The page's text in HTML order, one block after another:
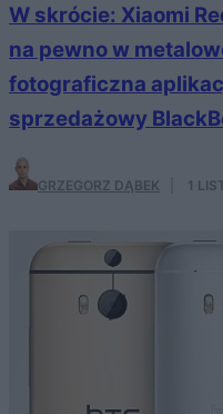
W skrócie: Xiaomi
na pewno w
fotograficzna
sprzedażowy
GRZEGORZ DĄBEK 1